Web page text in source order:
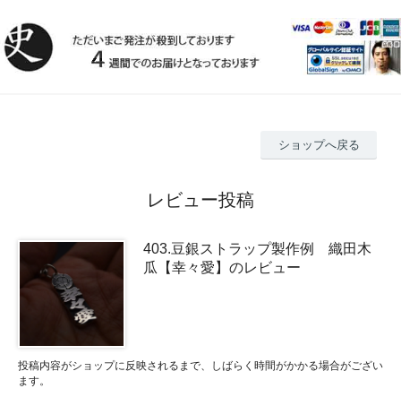
ショップへ戻る
レビュー投稿
403.豆銀ストラップ製作例 織田木
瓜【幸々愛】のレビュー
投稿内容がショップに反映されるまで、しばらく時間がかかる場合がござい
ます。